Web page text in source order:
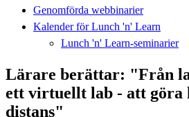
Genomförda webbinarier
Kalender för Lunch 'n' Learn
Lunch 'n' Learn-seminarier
Lärare berättar: "Från
ett virtuellt lab - att göra
distans"